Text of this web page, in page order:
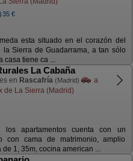
35 €
esta situado en el corazón del
la Sierra de Guadarrama, a tan sólo
casa tiene ca ...
La Cabaña
en Rascafría (Madrid)
a
de La Sierra (Madrid)
apartamentos cuenta con un
con cama de matrimonio, amplio
1, 35m, cocina american ...